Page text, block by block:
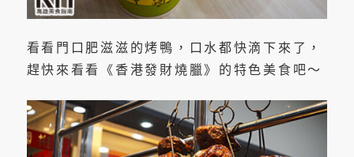
看看門口肥滋滋的烤鴨，口水都快滴下來了，
趕快來看看《香港發財燒臘》的特色美食吧～